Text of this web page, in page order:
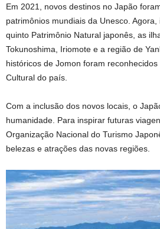
Em 2021, novos destinos no Japão
patrimônios mundiais da Unesco.
quinto Patrimônio Natural japonês, as
Tokunoshima, Iriomote e a região de
históricos de Jomon foram
Cultural do país.
Com a inclusão dos novos locais, o
humanidade. Para inspirar futuras
Organização Nacional do Turismo
belezas e atrações das novas regiões.